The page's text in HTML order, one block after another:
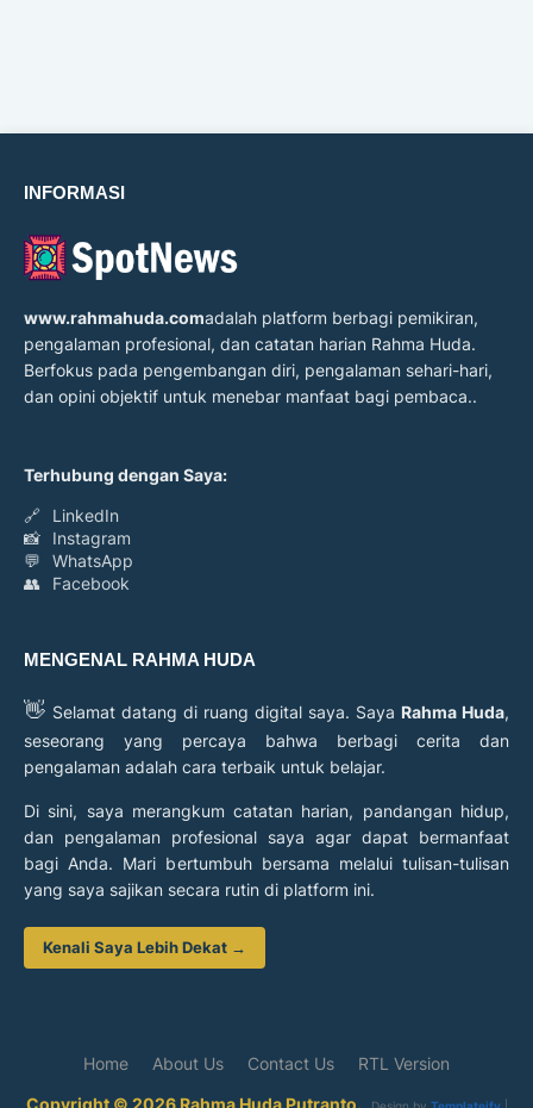
INFORMASI
www.rahmahuda.comadalah platform berbagi pemikiran,
pengalaman profesional, dan catatan harian Rahma Huda.
Berfokus pada pengembangan diri, pengalaman sehari-hari,
dan opini objektif untuk menebar manfaat bagi pembaca..
Terhubung dengan Saya:
🔗
LinkedIn
📸
Instagram
💬
WhatsApp
👥
Facebook
MENGENAL RAHMA HUDA
👋 Selamat datang di ruang digital saya. Saya Rahma Huda,
seseorang yang percaya bahwa berbagi cerita dan
pengalaman adalah cara terbaik untuk belajar.
Di sini, saya merangkum catatan harian, pandangan hidup,
dan pengalaman profesional saya agar dapat bermanfaat
bagi Anda. Mari bertumbuh bersama melalui tulisan-tulisan
yang saya sajikan secara rutin di platform ini.
Kenali Saya Lebih Dekat →
Copyright © 2026 Rahma Huda Putranto.
Home About Us Contact Us RTL Version